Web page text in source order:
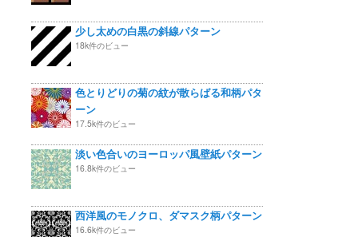
少し太めの白黒の斜線パターン
18k件のビュー
色とりどりの菊の紋が散らばる和柄パタ
ーン
17.5k件のビュー
淡い色合いのヨーロッパ風壁紙パターン
16.8k件のビュー
西洋風のモノクロ、ダマスク柄パターン
16.6k件のビュー